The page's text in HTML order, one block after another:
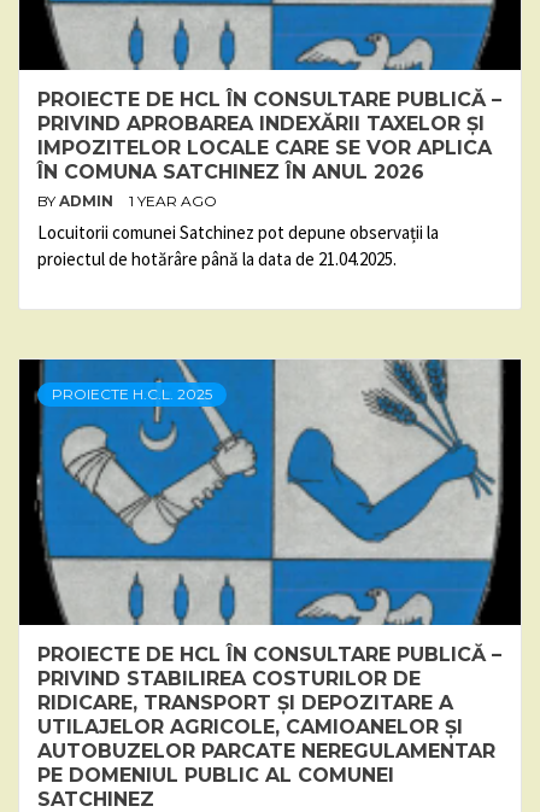
PROIECTE DE HCL ÎN CONSULTARE PUBLICĂ –
PRIVIND APROBAREA INDEXĂRII TAXELOR ȘI
IMPOZITELOR LOCALE CARE SE VOR APLICA
ÎN COMUNA SATCHINEZ ÎN ANUL 2026
BY ADMIN 1 YEAR AGO
Locuitorii comunei Satchinez pot depune observații la
proiectul de hotărâre până la data de 21.04.2025.
PROIECTE H.C.L. 2025
PROIECTE DE HCL ÎN CONSULTARE PUBLICĂ –
PRIVIND STABILIREA COSTURILOR DE
RIDICARE, TRANSPORT ȘI DEPOZITARE A
UTILAJELOR AGRICOLE, CAMIOANELOR ȘI
AUTOBUZELOR PARCATE NEREGULAMENTAR
PE DOMENIUL PUBLIC AL COMUNEI
SATCHINEZ